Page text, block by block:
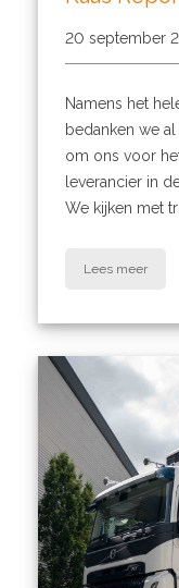
20 september
Namens het
bedanken we
om ons voor
leverancier in
We kijken met
Lees meer